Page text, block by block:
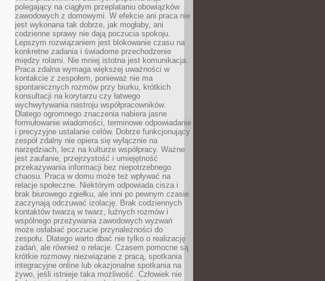
polegający na ciągłym przeplataniu obowiązków
zawodowych z domowymi. W efekcie ani praca nie
jest wykonana tak dobrze, jak mogłaby, ani
codzienne sprawy nie dają poczucia spokoju.
Lepszym rozwiązaniem jest blokowanie czasu na
konkretne zadania i świadome przechodzenie
między rolami. Nie mniej istotna jest komunikacja.
Praca zdalna wymaga większej uważności w
kontakcie z zespołem, ponieważ nie ma
spontanicznych rozmów przy biurku, krótkich
konsultacji na korytarzu czy łatwego
wychwytywania nastroju współpracowników.
Dlatego ogromnego znaczenia nabiera jasne
formułowanie wiadomości, terminowe odpowiadanie
i precyzyjne ustalanie celów. Dobrze funkcjonujący
zespół zdalny nie opiera się wyłącznie na
narzędziach, lecz na kulturze współpracy. Ważne
jest zaufanie, przejrzystość i umiejętność
przekazywania informacji bez niepotrzebnego
chaosu. Praca w domu może też wpływać na
relacje społeczne. Niektórym odpowiada cisza i
brak biurowego zgiełku, ale inni po pewnym czasie
zaczynają odczuwać izolację. Brak codziennych
kontaktów twarzą w twarz, luźnych rozmów i
wspólnego przeżywania zawodowych wyzwań
może osłabiać poczucie przynależności do
zespołu. Dlatego warto dbać nie tylko o realizację
zadań, ale również o relacje. Czasem pomocne są
krótkie rozmowy niezwiązane z pracą, spotkania
integracyjne online lub okazjonalne spotkania na
żywo, jeśli istnieje taka możliwość. Człowiek nie